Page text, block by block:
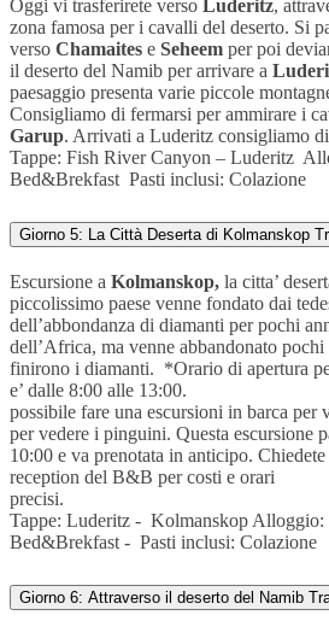
Oggi vi trasferirete verso Luderitz,
zona famosa per i cavalli del deserto. Si
verso Chamaites e Seheem per poi
il deserto del Namib per arrivare a
paesaggio presenta varie piccole
Consigliamo di fermarsi per ammirare i
Garup. Arrivati a Luderitz consigliamo
Tappe: Fish River Canyon – Luderitz
Bed&Brekfast Pasti inclusi: Colazione
Giorno 5: La Città Deserta di Kolmanskop
Escursione a Kolmanskop, la citta’
piccolissimo paese venne fondato dai
dell’abbondanza di diamanti per pochi
dell’Africa, ma venne abbandonato
finirono i diamanti. *Orario di apertura
e’ dalle 8:00 alle 13:00.
possibile fare una escursioni in barca per
per vedere i pinguini. Questa escursione
10:00 e va prenotata in anticipo.
reception del B&B per costi e orari
Tappe: Luderitz - Kolmanskop Alloggio:
Bed&Brekfast - Pasti inclusi: Colazione
Giorno 6: Attraverso il deserto del Namib